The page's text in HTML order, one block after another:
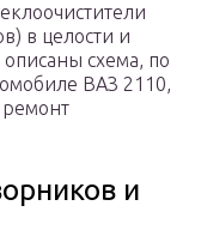
в целости и
схема, по
ВАЗ 2110,
ремонт
и